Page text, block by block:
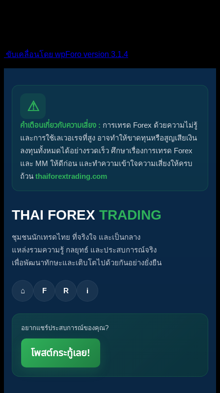
ขับเคลื่อนโดย wpForo version 3.1.4
⚠
คำเตือนเกี่ยวกับความเสี่ยง : การเทรด Forex ด้วยความไม่รู้
และการใช้เลเวอเรจที่สูง อาจทำให้ขาดทุนหรือสูญเสียเงิน
ลงทุนทั้งหมดได้อย่างรวดเร็ว ศึกษาเรื่องการเทรด Forex
และ MM ให้ดีก่อน และทำความเข้าใจความเสี่ยงให้ครบ
ถ้วน thaiforextrading.com
THAI FOREX TRADING
ชุมชนนักเทรดไทย ที่จริงใจ และเป็นกลาง
แหล่งรวมความรู้ กลยุทธ์ และประสบการณ์จริง
เพื่อพัฒนาทักษะและเติบโตไปด้วยกันอย่างยั่งยืน
⌂ F R i
อยากแชร์ประสบการณ์ของคุณ?
โพสต์กระทู้เลย!